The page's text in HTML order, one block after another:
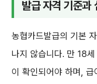
발급 자격 기준과
농협카드발급의 기본
나지 않습니다. 만 18
이 확인되어야 하며,